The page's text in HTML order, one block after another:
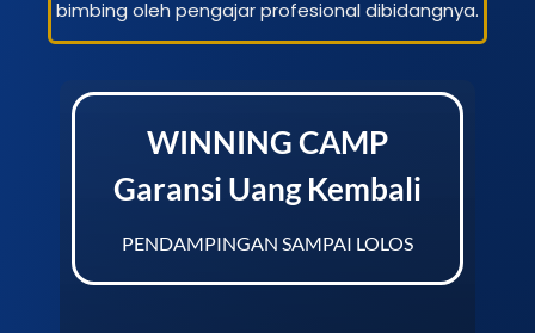
bimbing oleh pengajar profesional dibidangnya.
WINNING CAMP
Garansi Uang Kembali
PENDAMPINGAN SAMPAI LOLOS